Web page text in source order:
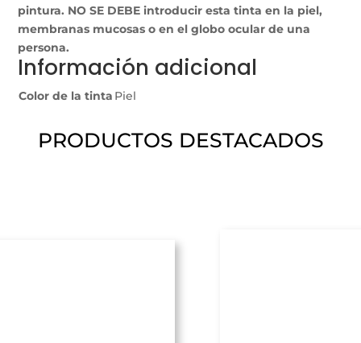
pintura. NO SE DEBE introducir esta tinta en la piel,
membranas mucosas o en el globo ocular de una
persona.
Información adicional
Color de la tinta Piel
PRODUCTOS DESTACADOS